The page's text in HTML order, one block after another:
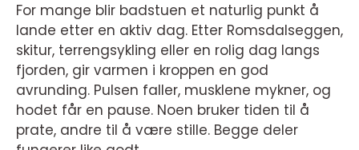
For mange blir badstuen et naturlig punkt å
lande etter en aktiv dag. Etter Romsdalseggen,
skitur, terrengsykling eller en rolig dag langs
fjorden, gir varmen i kroppen en god
avrunding. Pulsen faller, musklene mykner, og
hodet får en pause. Noen bruker tiden til å
prate, andre til å være stille. Begge deler